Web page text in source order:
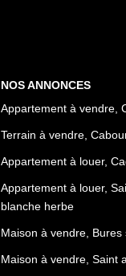
NOS ANNONCES
Appartement à vendre,
Terrain à vendre,
Appartement à louer,
Appartement à louer,
blanche herbe
Maison à vendre, Bures
Maison à vendre, Saint